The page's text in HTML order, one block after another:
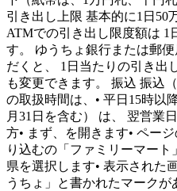
引き出し上限 基本的に1日50
ATMでの引き出し限度額は 1
す。 ゆうちょ銀行または郵
だくと、 1日当たりの引き出
も変更できます。 振込 振込
の取扱時間は、• 平日15時以
月31日を含む） は、 翌営業
方• まず、を開きます• ペー
り込むの「ファミリーマー
県を選択します• 表示された
うちょ」と書かれたマーク